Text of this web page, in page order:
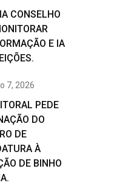
CONSELHO
E IA
7, 2026
PEDE
DO
DE
À
DE BINHO